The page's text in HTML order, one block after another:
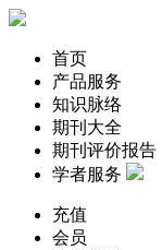
首页
产品服务
知识脉络
期刊大全
期刊评价报告
学者服务
充值
会员